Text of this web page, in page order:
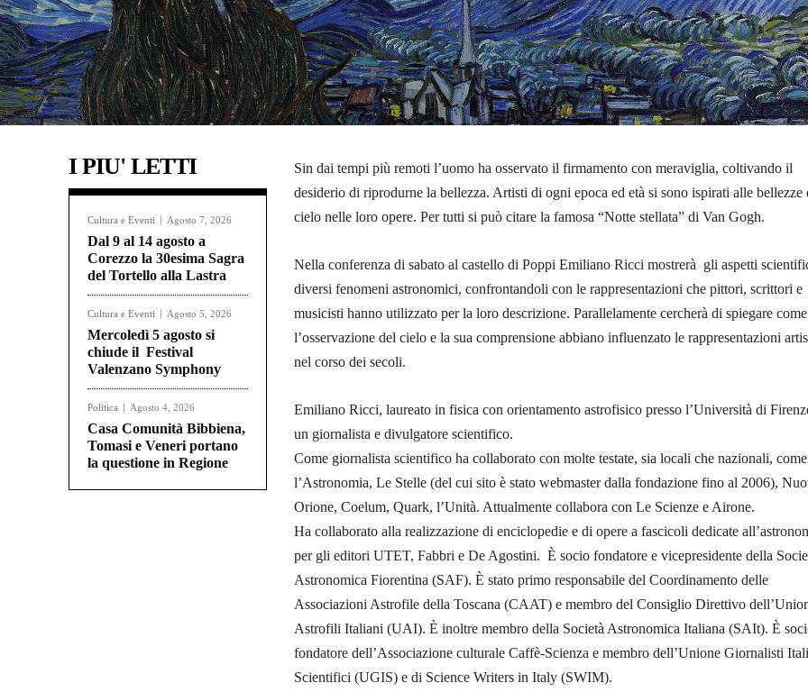
I PIU' LETTI
Cultura e Eventi Agosto 7, 2026
Dal 9 al 14 agosto a
Corezzo la 30esima Sagra
del Tortello alla Lastra
Cultura e Eventi Agosto 5, 2026
Mercoledì 5 agosto si
chiude il Festival
Valenzano Symphony
Politica Agosto 4, 2026
Casa Comunità Bibbiena,
Tomasi e Veneri portano
la questione in Regione
Sin dai tempi più remoti l’uomo ha osservato il firmamento con meraviglia, coltivando il
desiderio di riprodurne la bellezza. Artisti di ogni epoca ed età si sono ispirati alle bellezze
cielo nelle loro opere. Per tutti si può citare la famosa “Notte stellata” di Van Gogh.
Nella conferenza di sabato al castello di Poppi Emiliano Ricci mostrerà gli aspetti
diversi fenomeni astronomici, confrontandoli con le rappresentazioni che pittori, scrittori e
musicisti hanno utilizzato per la loro descrizione. Parallelamente cercherà di spiegare come
l’osservazione del cielo e la sua comprensione abbiano influenzato le rappresentazioni
nel corso dei secoli.
Emiliano Ricci, laureato in fisica con orientamento astrofisico presso l’Università di
un giornalista e divulgatore scientifico.
Come giornalista scientifico ha collaborato con molte testate, sia locali che nazionali, come
l’Astronomia, Le Stelle (del cui sito è stato webmaster dalla fondazione fino al 2006),
Orione, Coelum, Quark, l’Unità. Attualmente collabora con Le Scienze e Airone.
Ha collaborato alla realizzazione di enciclopedie e di opere a fascicoli dedicate
per gli editori UTET, Fabbri e De Agostini. È socio fondatore e vicepresidente della
Astronomica Fiorentina (SAF). È stato primo responsabile del Coordinamento delle
Associazioni Astrofile della Toscana (CAAT) e membro del Consiglio Direttivo
Astrofili Italiani (UAI). È inoltre membro della Società Astronomica Italiana (SAIt). È
fondatore dell’Associazione culturale Caffè-Scienza e membro dell’Unione Giornalisti
Scientifici (UGIS) e di Science Writers in Italy (SWIM).